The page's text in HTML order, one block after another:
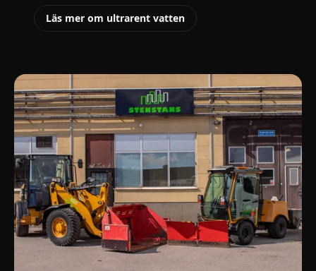
Läs mer om ultrarent vatten